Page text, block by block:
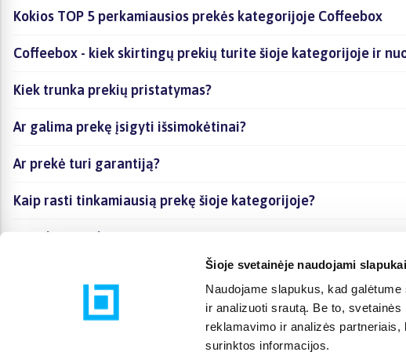
Šioje svetainėje naudojami slapukai
Naudojame slapukus, kad
ir analizuoti srautą. Be to,
reklamavimo ir analizės
surinktos informacijos.
Kokios TOP 5 perkamiausios prekės kategorijoje Coffeebox
Coffeebox - kiek skirtingų prekių turite šioje kategorijoje ir
Kiek trunka prekių pristatymas?
Ar galima prekę įsigyti išsimokėtinai?
Ar prekė turi garantiją?
Kaip rasti tinkamiausią prekę šioje kategorijoje?
Ar galima prekę atsiimti vietoje?